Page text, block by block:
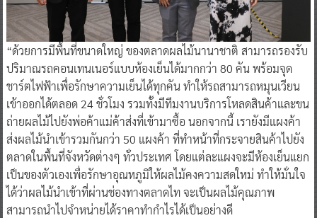
“ด้วยการมีพื้นที่ขนาดใหญ่ ของตลาดผลไม้นานาชาติ สามารถรองรับ
ปริมาณรถคอนเทนเนอร์แบบห้องเย็นได้มากกว่า 80 คัน พร้อมจุด
ชาร์ตไฟฟ้าเพื่อรักษาความเย็นได้ทุกคัน ทำให้รถสามารถหมุนเวียน
เข้าออกได้ตลอด 24 ชั่วโมง รวมทั้งมีทีมงานบริการโหลดสินค้าและขน
ถ่ายผลไม้ไปยังพ่อค้าแม่ค้าส่งที่เข้ามาซื้อ นอกจากนี้ เรายังมีแผงค้า
ส่งผลไม้นำเข้ารวมกันกว่า 50 แผงค้า ที่ทำหน้าที่กระจายสินค้าไปยัง
ตลาดในพื้นที่จังหวัดต่างๆ ทั่วประเทศ โดยแต่ละแผงจะมีห้องเย็นแยก
เป็นของตัวเองเพื่อรักษาอุณหภูมิให้ผลไม้คงความสดใหม่ ทำให้มั่นใจ
ได้ว่าผลไม้นำเข้าที่ผ่านช่องทางตลาดไท จะเป็นผลไม้คุณภาพ
สามารถนำไปจำหน่ายได้ราคาทำกำไรได้เป็นอย่างดี